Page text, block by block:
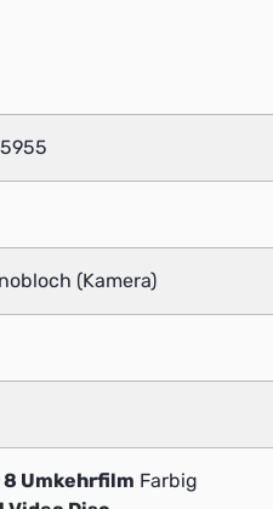
(Kamera)
8 Umkehrfilm Farbig